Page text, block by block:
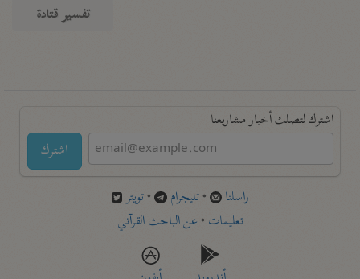
تفسير قتادة
اشترك لتصلك أخبار مشاريعنا
اشترك
راسلنا •تليجرام •تويتر
تعليمات •عن الباحث القرآني